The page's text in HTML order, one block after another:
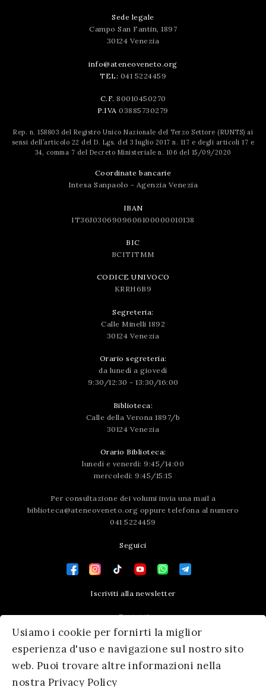
Usiamo i cookie per fornirti la miglior
esperienza d'uso e navigazione sul nostro sito
web. Puoi trovare altre informazioni nella
nostra Privacy Policy
Sede legale
Campo San Fantin, 1897
30124 Venezia
info@ateneoveneto.org
TEL: 041 5224459
C.F. 80010450270
P.IVA 03885730279
Rep. n. 158803 del Registro Unico Nazionale del Terzo Settore (RUNTS) ai
sensi dell’articolo 22 del D. Lgs. del 3 luglio 2017 n. 117 e degli articoli 17 e
34, comma 7 del Decreto Ministeriale n. 106 del 15/09/2020
Coordinate bancarie
Intesa Sanpaolo - Agenzia Venezia
IBAN
IT36J0306909606100000010138
BIC
BCITITMM
CODICE UNIVOCO
KRRH6B9
Segreteria:
Calle Minelli 1892
30124 Venezia
Orario segreteria:
da lunedì a giovedì
9:30/12:30 - 13:30/16:00
Biblioteca:
Calle della Verona 1897/b
30124 Venezia
Orario Biblioteca:
lunedì e venerdì: 9:45/14:00
mercoledì: 9:45/15:15
Per consultazione dei volumi invia una mail a
biblioteca@ateneoveneto.org oppure telefona al numero
041 5224459
Seguici
Iscriviti alla newsletter
Contatti